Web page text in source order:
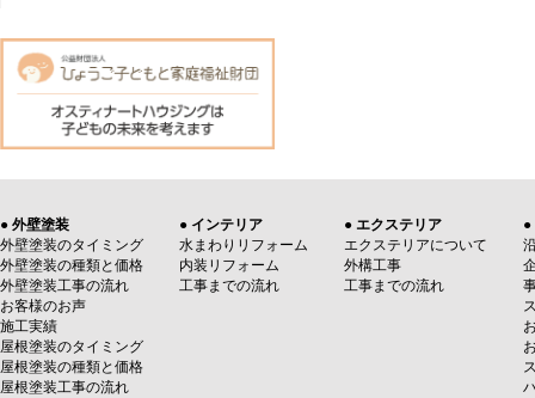
● 外壁塗装
外壁塗装のタイミング
外壁塗装の種類と価格
外壁塗装工事の流れ
お客様のお声
施工実績
屋根塗装のタイミング
屋根塗装の種類と価格
屋根塗装工事の流れ
● インテリア
水まわりリフォーム
内装リフォーム
工事までの流れ
● エクステリア
エクステリアについて
外構工事
工事までの流れ
●